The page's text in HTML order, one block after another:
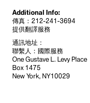
Additional Info:
傳真：212-241-3694
提供翻譯服務
通訊地址：
聯繫人：國際服務
One Gustave L. Levy Place
Box 1475
New York, NY10029